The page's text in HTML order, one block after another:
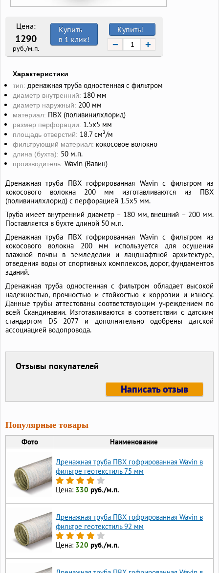
Цена:
1290
руб./м.п.
Купить!
− +
Купить
в 1 клик!
Характеристики
тип: дренажная труба одностенная с фильтром
диаметр внутренний: 180 мм
диаметр наружный: 200 мм
материал: ПВХ (поливинилхлорид)
размер перфорации: 1.5х5 мм
площадь отверстий: 18.7 см²/м
фильтрующий материал: кокосовое волокно
длина (бухта): 50 м.п.
производитель: Wavin (Вавин)
Дренажная труба ПВХ гофрированная Wavin с фильтром из
кокосового волокна 200 мм изготавливаются из ПВХ
(поливинилхлорид) с перфорацией 1.5х5 мм.
Труба имеет внутренний диаметр – 180 мм, внешний – 200 мм.
Поставляется в бухте длиной 50 м.п.
Дренажная труба ПВХ гофрированная Wavin с фильтром из
кокосового волокна 200 мм используется для осушения
влажной почвы в земледелии и ландшафтной архитектуре,
отведения воды от спортивных комплексов, дорог, фундаментов
зданий.
Дренажная труба одностенная с фильтром обладает высокой
надежностью, прочностью и стойкостью к коррозии и износу.
Данные трубы аттестованы соответствующим учреждением по
всей Скандинавии. Изготавливаются в соответствии с датским
стандартом DS 2077 и дополнительно одобрены датской
ассоциацией водопровода.
Отзывы покупателей
Написать отзыв
Популярные товары
Фото Наименование
Дренажная труба ПВХ гофрированная Wavin в
фильтре геотекстиль 75 мм
Цена: 330 руб./м.п.
Дренажная труба ПВХ гофрированная Wavin в
фильтре геотекстиль 92 мм
Цена: 320 руб./м.п.